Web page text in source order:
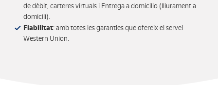
de dèbit, carteres virtuals i Entrega a domicilio (lliurament a
domicili).
Fiabilitat: amb totes les garanties que ofereix el servei
Western Union.